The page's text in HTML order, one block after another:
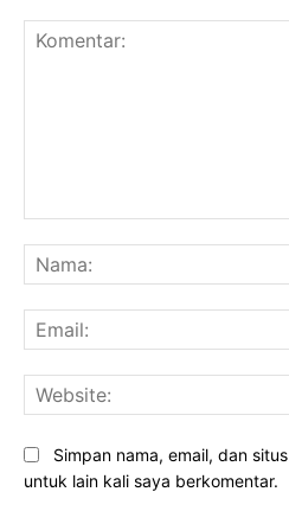
Simpan nama, email, dan
untuk lain kali saya berkomentar.